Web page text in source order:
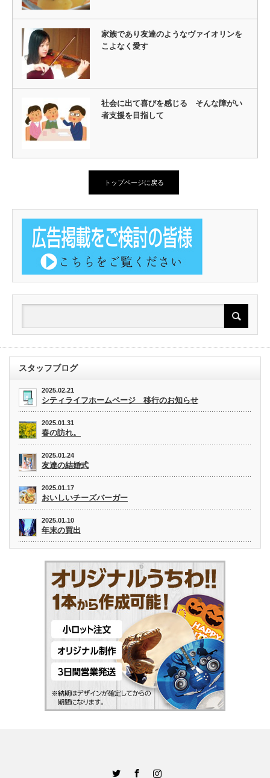
家族であり友達のようなヴァイオリンを
こよなく愛す
社会に出て喜びを感じる そんな障がい
者支援を目指して
トップページに戻る
スタッフブログ
2025.02.21
シティライフホームページ 移行のお知らせ
2025.01.31
春の訪れ。
2025.01.24
友達の結婚式
2025.01.17
おいしいチーズバーガー
2025.01.10
年末の買出